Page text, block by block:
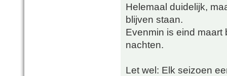
Helemaal duidelijk,
blijven staan.
Evenmin is eind
nachten.
Let wel: Elk seizoen